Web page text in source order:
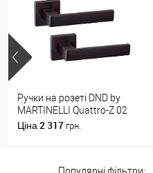
Ручки на розеті DND by
MARTINELLI Quattro-Z 02
ZNE чорний
Ціна 2 317 грн.